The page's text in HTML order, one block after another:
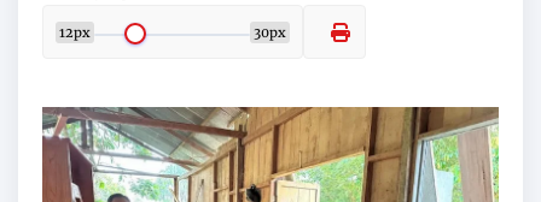
12px 30px